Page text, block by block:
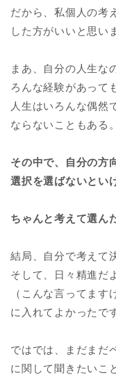
だから、私個人の考
した方がいいと思い
まあ、自分の人生な
ろんな経験があって
人生はいろんな偶然
ならないこともある。
その中で、自分の方
選択を選ばないとい
ちゃんと考えて選ん
結局、自分で考えて
そして、日々精進だ
（こんな言ってま
に入れてよかったで
ではでは、まだまだ
に関して聞きたいこ